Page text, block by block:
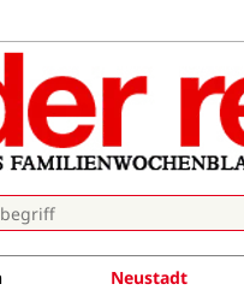
Neustadt